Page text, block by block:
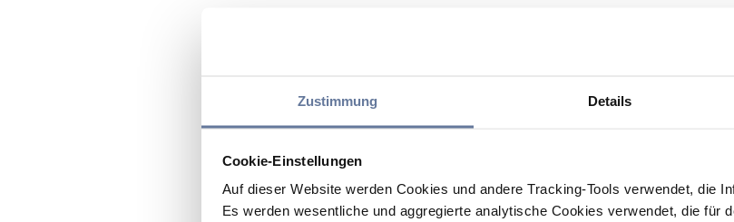
Zustimmung Details
Cookie-Einstellungen
Auf dieser Website werden Cookies und andere Tracking-Tools verwendet, die
Es werden wesentliche und aggregierte analytische Cookies verwendet, die für